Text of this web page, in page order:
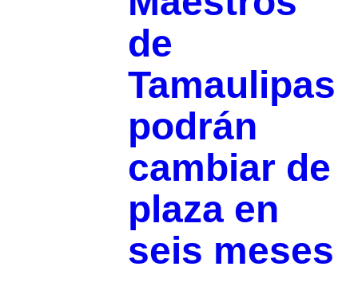
de
Tamaulipas
podrán
cambiar de
plaza en
seis meses